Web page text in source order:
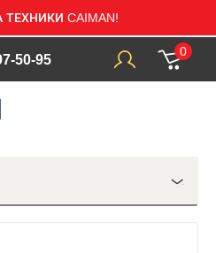
CAIMAN!
50-95
0